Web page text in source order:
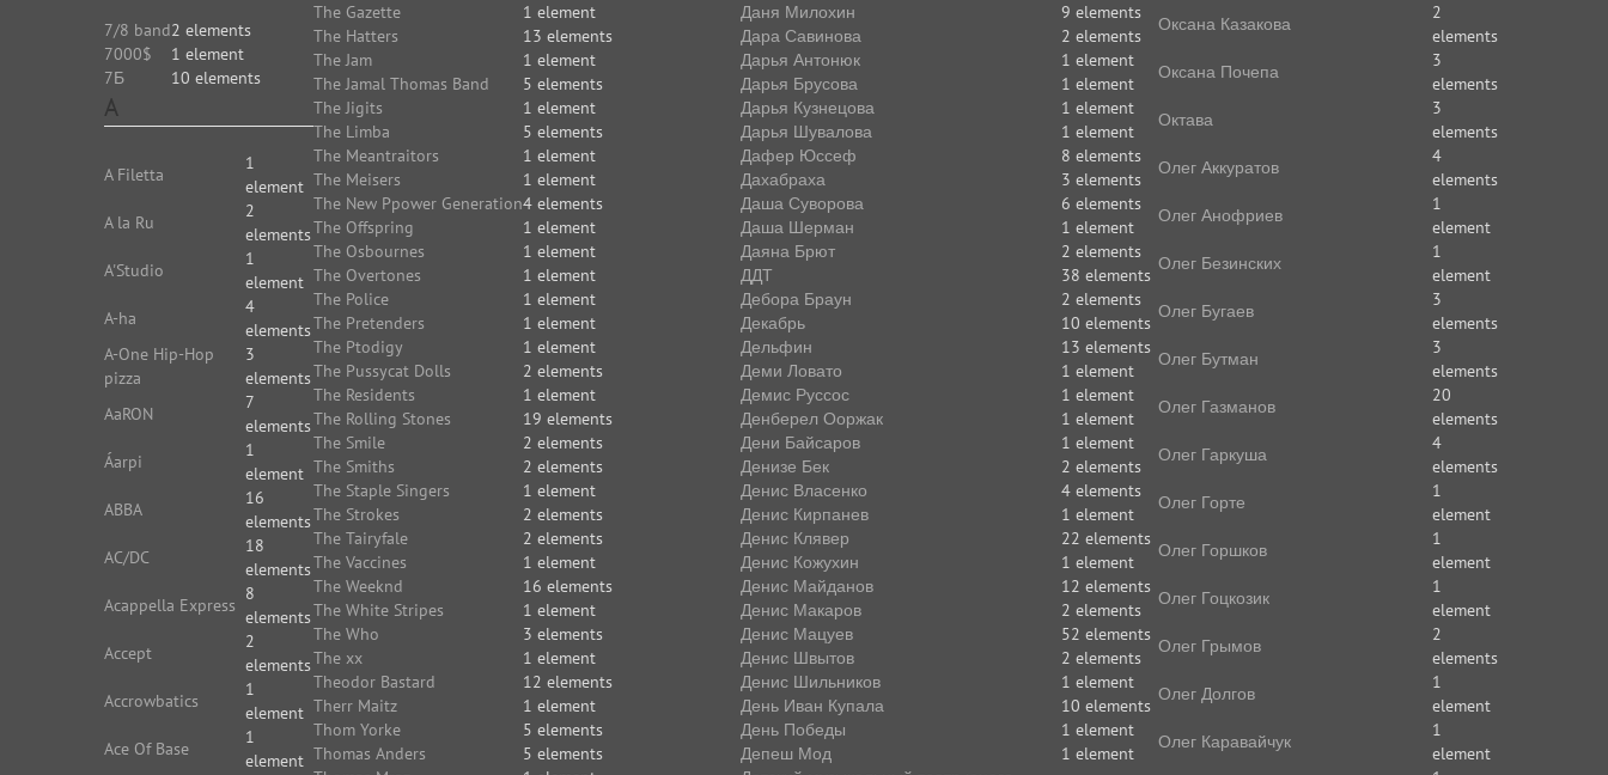
7/8 band2 elements
7000$
1 element
7Б
10 elements
A
A Filetta
1
element
A la Ru
2
elements
A'Studio
1
element
A-ha
4
elements
A-One Hip-Hop
pizza
3
elements
AaRON
7
elements
Áarpi
1
element
ABBA
16
elements
AC/DC
18
elements
Acappella Express
8
elements
Accept
2
elements
Accrowbatics
1
element
Ace Of Base
1
element
The Gazette
1 element
The Hatters
13 elements
The Jam
1 element
The Jamal Thomas Band
5 elements
The Jigits
1 element
The Limba
5 elements
The Meantraitors
1 element
The Meisers
1 element
The New Ppower Generation4 elements
The Offspring
1 element
The Osbournes
1 element
The Overtones
1 element
The Police
1 element
The Pretenders
1 element
The Ptodigy
1 element
The Pussycat Dolls
2 elements
The Residents
1 element
The Rolling Stones
19 elements
The Smile
2 elements
The Smiths
2 elements
The Staple Singers
1 element
The Strokes
2 elements
The Tairyfale
2 elements
The Vaccines
1 element
The Weeknd
16 elements
The White Stripes
1 element
The Who
3 elements
The xx
1 element
Theodor Bastard
12 elements
Therr Maitz
1 element
Thom Yorke
5 elements
Thomas Anders
5 elements
Даня Милохин
9 elements
Дара Савинова
2 elements
Дарья Антонюк
1 element
Дарья Брусова
1 element
Дарья Кузнецова
1 element
Дарья Шувалова
1 element
Дафер Юссеф
8 elements
Дахабраха
3 elements
Даша Суворова
6 elements
Даша Шерман
1 element
Даяна Брют
2 elements
ДДТ
38 elements
Дебора Браун
2 elements
Декабрь
10 elements
Дельфин
13 elements
Деми Ловато
1 element
Демис Руссос
1 element
Денберел Ооржак
1 element
Дени Байсаров
1 element
Денизе Бек
2 elements
Денис Власенко
4 elements
Денис Кирпанев
1 element
Денис Клявер
22 elements
Денис Кожухин
1 element
Денис Майданов
12 elements
Денис Макаров
2 elements
Денис Мацуев
52 elements
Денис Швытов
2 elements
Денис Шильников
1 element
День Иван Купала
10 elements
День Победы
1 element
Депеш Мод
1 element
Оксана Казакова
2
elements
Оксана Почепа
3
elements
Октава
3
elements
Олег Аккуратов
4
elements
Олег Анофриев
1
element
Олег Безинских
1
element
Олег Бугаев
3
elements
Олег Бутман
3
elements
Олег Газманов
20
elements
Олег Гаркуша
4
elements
Олег Горте
1
element
Олег Горшков
1
element
Олег Гоцкозик
1
element
Олег Грымов
2
elements
Олег Долгов
1
element
Олег Каравайчук
1
element